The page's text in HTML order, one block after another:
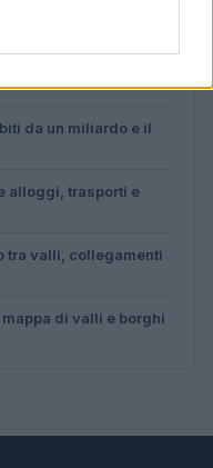
da un miliardo e il
alloggi, trasporti e
tra valli, collegamenti
di valli e borghi